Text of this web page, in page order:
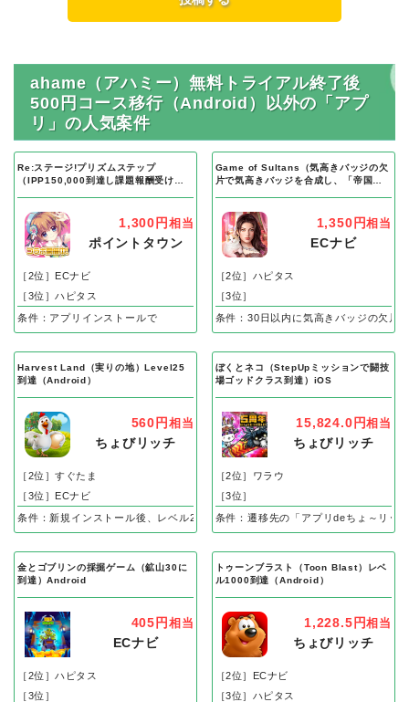
ahame（アハミー）無料トライアル終了後
500円コース移行（Android）以外の「アプ
リ」の人気案件
Re:ステージ!プリズムステップ
（IPP150,000到達し課題報酬受け取
1,300円 相当
ポイントタウン
［2位］ECナビ
［3位］ハピタス
条件：アプリインストールで
Game of Sultans（気高きバッジの欠
片で気高きバッジを合成し、「帝国五
1,350円相当
ECナビ
［2位］ハピタス
［3位］
条件：30日以内に気高きバッジの欠片
Harvest Land（実りの地）Level25
到達（Android）
560円 相当
ちょびリッチ
［2位］すぐたま
［3位］ECナビ
条件：新規インストール後、レベル25到達で成果
ぼくとネコ（StepUpミッションで闘技
場ゴッドクラス到達）iOS
15,824.0円相当
ちょびリッチ
［2位］ワラウ
［3位］
条件：遷移先の「アプリdeちょ～リッ
金とゴブリンの採掘ゲーム（鉱山30に
到達）Android
405円 相当
ECナビ
［2位］ハピタス
［3位］
トゥーンブラスト（Toon Blast）レベ
ル1000到達（Android）
1,228.5円相当
ちょびリッチ
［2位］ECナビ
［3位］ハピタス